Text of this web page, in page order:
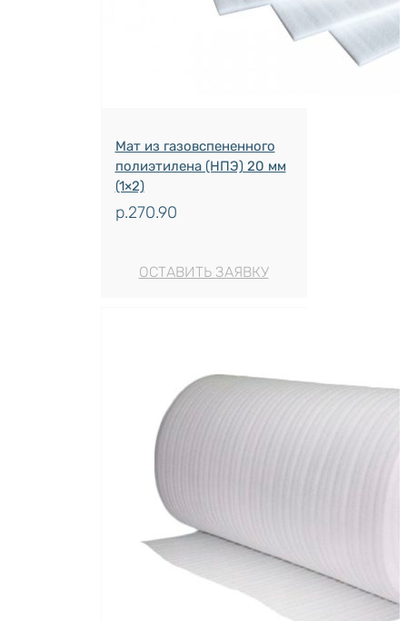
Мат из газовспененного
полиэтилена (НПЭ) 20 мм
(1×2)
р.270.90
ОСТАВИТЬ ЗАЯВКУ